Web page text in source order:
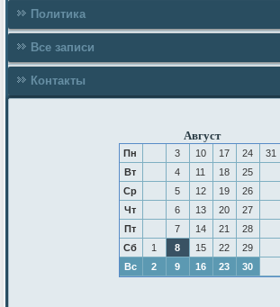
Политика
Все записи
Контакты
Август
Пн 3 10 17 24
31
Вт
4 11 18
25
Ср
5 12 19
26
Чт
6 13 20
27
Пт
7 14 21
28
Сб
1 8 15 22
29
Вс
2 9 16 23 30